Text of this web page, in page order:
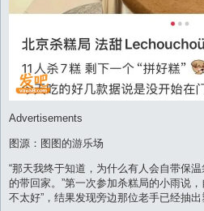
Advertisements
图源：图图的游乐场
“那天我终于知道，为什么有人会自带保
的带回家。”第一次参加杀糕局的小雨说
不太好”，结果发现旁边那位老手已经抽出